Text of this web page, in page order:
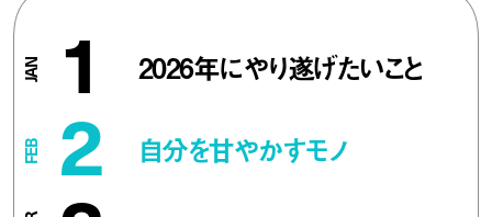
1 2026年にやり遂げたいこと
2 自分を甘やかすモノ